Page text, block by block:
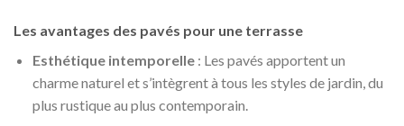
Les avantages des pavés pour une terrasse
Esthétique intemporelle: Les pavés apportent un
charme naturel et s’intègrent à tous les styles de jardin, du
plus rustique au plus contemporain.